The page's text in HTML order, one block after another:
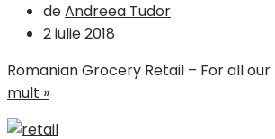
deAndreea Tudor
2 iulie 2018
Romanian Grocery Retail – For all
mult »